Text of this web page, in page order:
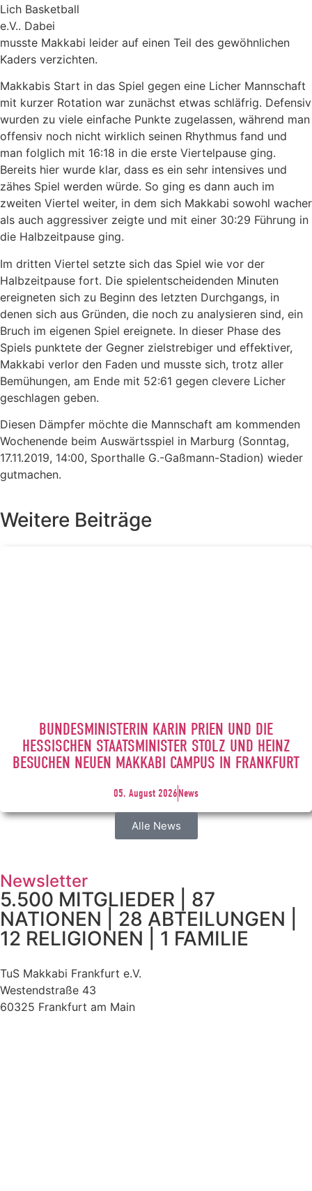
Lich Basketball
e.V.. Dabei
musste Makkabi leider auf einen Teil des gewöhnlichen
Kaders verzichten.
Makkabis Start in das Spiel gegen eine Licher Mannschaft
mit kurzer Rotation war zunächst etwas schläfrig. Defensiv
wurden zu viele einfache Punkte zugelassen, während man
offensiv noch nicht wirklich seinen Rhythmus fand und
man folglich mit 16:18 in die erste Viertelpause ging.
Bereits hier wurde klar, dass es ein sehr intensives und
zähes Spiel werden würde. So ging es dann auch im
zweiten Viertel weiter, in dem sich Makkabi sowohl wacher
als auch aggressiver zeigte und mit einer 30:29 Führung in
die Halbzeitpause ging.
Im dritten Viertel setzte sich das Spiel wie vor der
Halbzeitpause fort. Die spielentscheidenden Minuten
ereigneten sich zu Beginn des letzten Durchgangs, in
denen sich aus Gründen, die noch zu analysieren sind, ein
Bruch im eigenen Spiel ereignete. In dieser Phase des
Spiels punktete der Gegner zielstrebiger und effektiver,
Makkabi verlor den Faden und musste sich, trotz aller
Bemühungen, am Ende mit 52:61 gegen clevere Licher
geschlagen geben.
Diesen Dämpfer möchte die Mannschaft am kommenden
Wochenende beim Auswärtsspiel in Marburg (Sonntag,
17.11.2019, 14:00, Sporthalle G.-Gaßmann-Stadion) wieder
gutmachen.
Weitere Beiträge
BUNDESMINISTERIN KARIN PRIEN UND DIE
HESSISCHEN STAATSMINISTER STOLZ UND HEINZ
BESUCHEN NEUEN MAKKABI CAMPUS IN FRANKFURT
05. August 2026News
Alle News
Newsletter
5.500 MITGLIEDER | 87
NATIONEN | 28 ABTEILUNGEN |
12 RELIGIONEN | 1 FAMILIE
TuS Makkabi Frankfurt e.V.
Westendstraße 43
60325 Frankfurt am Main